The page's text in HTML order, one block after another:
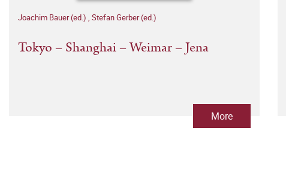
Joachim Bauer (ed.) , Stefan Gerber (ed.)
Tokyo – Shanghai – Weimar – Jena
More